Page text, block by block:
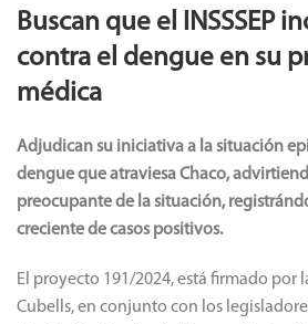
Buscan que el INSSSEP
contra el dengue en su
médica
Adjudican su iniciativa a la situación
dengue que atraviesa Chaco,
preocupante de la situación,
creciente de casos positivos.
El proyecto 191/2024, está firmado por
Cubells, en conjunto con los